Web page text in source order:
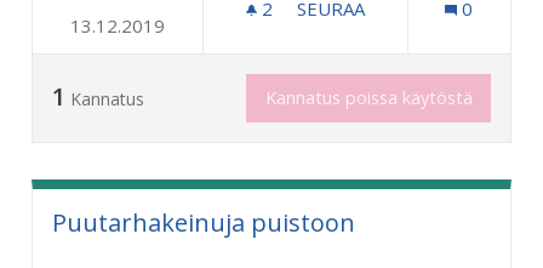
13.12.2019
2 2 SEURAAJAA
SEURAA 0
1 Kannatus Kannatus poissa käytöstä
Puutarhakeinuja puistoon